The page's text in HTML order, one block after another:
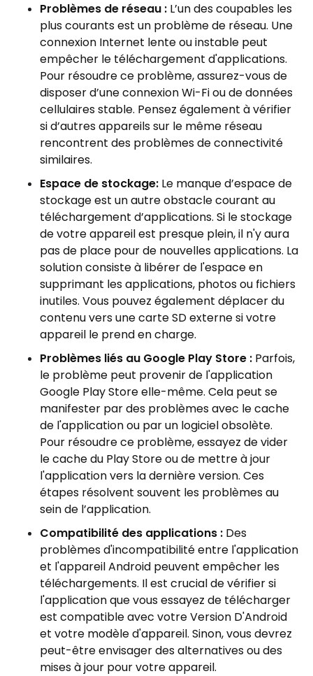
Problèmes de réseau : L’un des coupables les
plus courants est un problème de réseau. Une
connexion Internet lente ou instable peut
empêcher le téléchargement d'applications.
Pour résoudre ce problème, assurez-vous de
disposer d’une connexion Wi-Fi ou de données
cellulaires stable. Pensez également à vérifier
si d’autres appareils sur le même réseau
rencontrent des problèmes de connectivité
similaires.
Espace de stockage: Le manque d’espace de
stockage est un autre obstacle courant au
téléchargement d’applications. Si le stockage
de votre appareil est presque plein, il n'y aura
pas de place pour de nouvelles applications. La
solution consiste à libérer de l'espace en
supprimant les applications, photos ou fichiers
inutiles. Vous pouvez également déplacer du
contenu vers une carte SD externe si votre
appareil le prend en charge.
Problèmes liés au Google Play Store : Parfois,
le problème peut provenir de l'application
Google Play Store elle-même. Cela peut se
manifester par des problèmes avec le cache
de l'application ou par un logiciel obsolète.
Pour résoudre ce problème, essayez de vider
le cache du Play Store ou de mettre à jour
l'application vers la dernière version. Ces
étapes résolvent souvent les problèmes au
sein de l’application.
Compatibilité des applications : Des
problèmes d'incompatibilité entre l'application
et l'appareil Android peuvent empêcher les
téléchargements. Il est crucial de vérifier si
l'application que vous essayez de télécharger
est compatible avec votre Version D'Android
et votre modèle d'appareil. Sinon, vous devrez
peut-être envisager des alternatives ou des
mises à jour pour votre appareil.